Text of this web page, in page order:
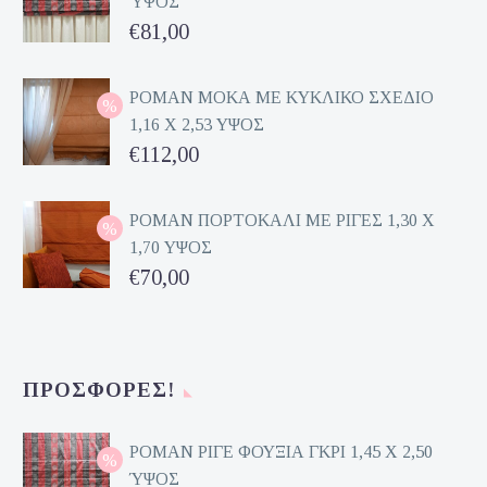
Original
was:
€162,00.
€81,00
τρέχουσα
τιμή
είναι:
ΡΟΜΑΝ ΜΟΚΑ ΜΕ ΚΥΚΛΙΚΟ ΣΧΕΔΙΟ
1,16 Χ 2,53 ΥΨΟΣ
Original
was:
€224,00.
€112,00
τρέχουσα
τιμή
είναι:
ΡΟΜΑΝ ΠΟΡΤΟΚΑΛΙ ΜΕ ΡΙΓΕΣ 1,30 Χ
1,70 ΥΨΟΣ
Original
€70,00
ΠΡΟΣΦΟΡΈΣ!
ΡΟΜΑΝ ΡΙΓΕ ΦΟΥΞΙΑ ΓΚΡΙ 1,45 Χ 2,50
ΎΨΟΣ